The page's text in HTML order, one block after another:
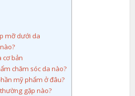
mỡ dưới da
cơ bản
chăm sóc da nào?
mỹ phẩm ở đâu?
gặp nào?